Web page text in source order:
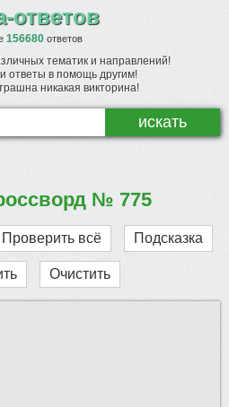
ответов
156680ответов
тематик и направлений!
ответы в помощь другим!
никакая викторина!
№ 775
Проверить всё Подсказка
Очистить